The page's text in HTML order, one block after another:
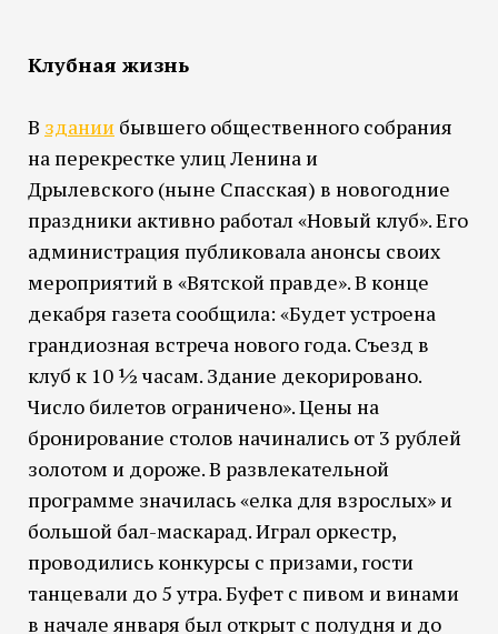
Клубная жизнь
В здании бывшего общественного собрания
на перекрестке улиц Ленина и
Дрылевского (ныне Спасская) в новогодние
праздники активно работал «Новый клуб». Его
администрация публиковала анонсы своих
мероприятий в «Вятской правде». В конце
декабря газета сообщила: «Будет устроена
грандиозная встреча нового года. Съезд в
клуб к 10 ½ часам. Здание декорировано.
Число билетов ограничено». Цены на
бронирование столов начинались от 3 рублей
золотом и дороже. В развлекательной
программе значилась «елка для взрослых» и
большой бал-маскарад. Играл оркестр,
проводились конкурсы с призами, гости
танцевали до 5 утра. Буфет с пивом и винами
в начале января был открыт с полудня и до